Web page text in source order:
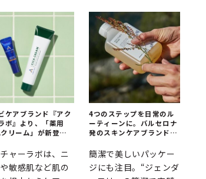
ケアブランド『アク
ボ』より、「薬用
リーム」が新登場
ャーラボは、ニ
敏感肌など肌の
4つのステップを日常のル
ーティーンに。バルセロナ
発のスキンケアブランドが
簡潔で美しいパッケー
ジにも注目。“ジェンダ